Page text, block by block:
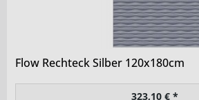
Flow Rechteck Silber 120x180cm
323,10 € *